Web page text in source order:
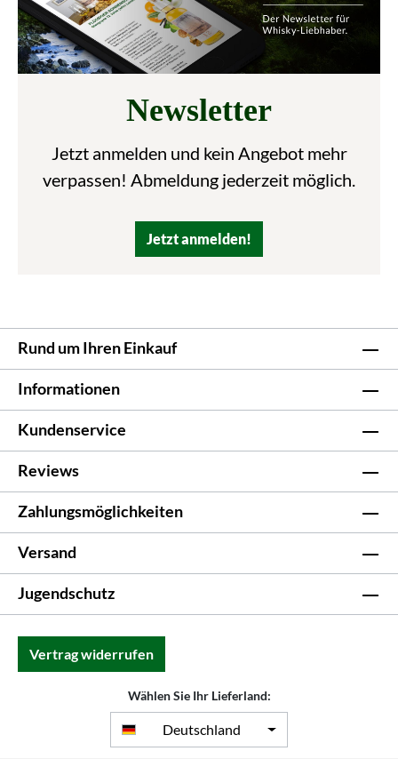
Newsletter
Jetzt anmelden und kein Angebot mehr
verpassen! Abmeldung jederzeit möglich.
Jetzt anmelden!
Rund um Ihren Einkauf
Informationen
Kundenservice
Reviews
Zahlungsmöglichkeiten
Versand
Jugendschutz
Vertrag widerrufen
Wählen Sie Ihr Lieferland:
Deutschland